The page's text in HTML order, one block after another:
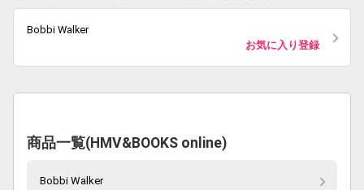
Bobbi Walker
お気に入り登録
商品一覧(HMV&BOOKS online)
Bobbi Walker